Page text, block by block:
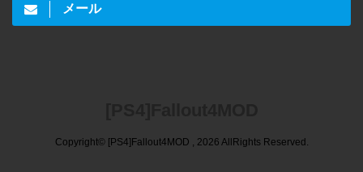
メール
Copyright© [PS4]Fallout4MOD , 2026 AllRights Reserved.